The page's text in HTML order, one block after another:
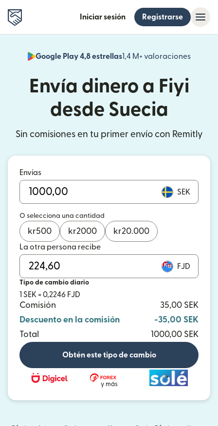
Iniciar sesión Registrarse
Google Play 4,8 estrellas1,4 M+ valoraciones
(se
Envía dinero a Fiyi
desde Suecia
Sin comisiones en tu primer envío con Remitly
Envías
SEK
O selecciona una cantidad
kr500 kr2000 kr20.000
La otra persona recibe
FJD
Tipo de cambio diario
1 SEK = 0,2246 FJD
Comisión
35,00 SEK
Descuento en la comisión
-35,00 SEK
Total
1000,00 SEK
Obtén este tipo de cambio
y más